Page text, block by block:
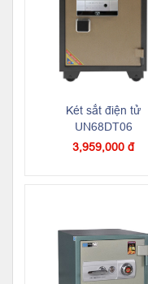
Két sắt điện tử
UN68DT06
3,959,000 đ